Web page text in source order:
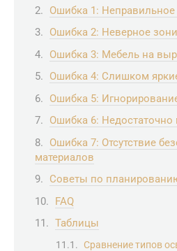
Ошибка 1:
Ошибка 2: Неверное
Ошибка 3: Мебель на
Ошибка 4: Слишком
Ошибка 5:
Ошибка 6: Недостаточно
Ошибка 7: Отсутствие
материалов
Советы по
FAQ
Таблицы
Сравнение типов